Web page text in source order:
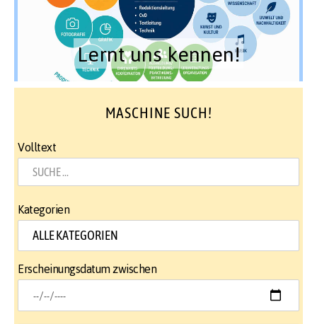
Lernt uns kennen!
MASCHINE SUCH!
Volltext
Kategorien
Erscheinungsdatum zwischen